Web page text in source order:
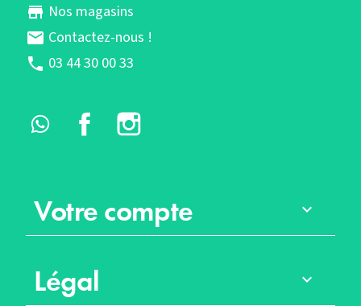
store Nos magasins
mail Contactez-nous !
phone 03 44 30 00 33
Votre compte 
Légal 
Whatsapp
Facebook